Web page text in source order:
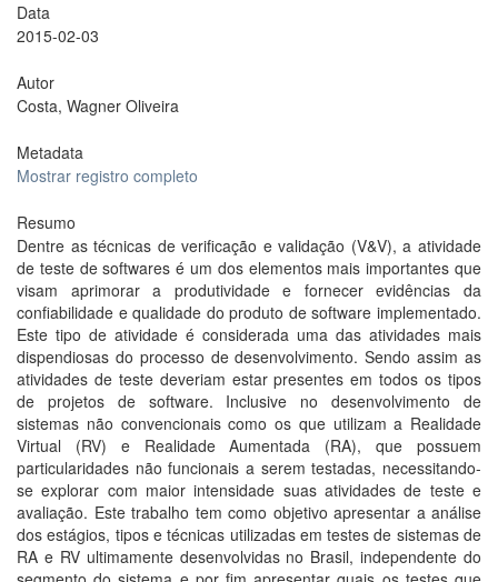
Data
2015-02-03
Autor
Costa, Wagner Oliveira
Metadata
Mostrar registro completo
Resumo
Dentre as técnicas de verificação e validação (V&V), a atividade
de teste de softwares é um dos elementos mais importantes que
visam aprimorar a produtividade e fornecer evidências da
confiabilidade e qualidade do produto de software implementado.
Este tipo de atividade é considerada uma das atividades mais
dispendiosas do processo de desenvolvimento. Sendo assim as
atividades de teste deveriam estar presentes em todos os tipos
de projetos de software. Inclusive no desenvolvimento de
sistemas não convencionais como os que utilizam a Realidade
Virtual (RV) e Realidade Aumentada (RA), que possuem
particularidades não funcionais a serem testadas, necessitando-
se explorar com maior intensidade suas atividades de teste e
avaliação. Este trabalho tem como objetivo apresentar a análise
dos estágios, tipos e técnicas utilizadas em testes de sistemas de
RA e RV ultimamente desenvolvidas no Brasil, independente do